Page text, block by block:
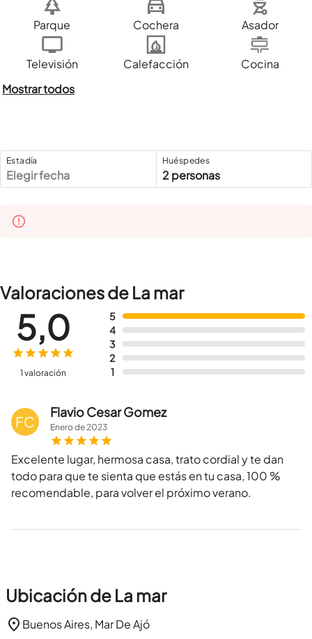
Parque Cochera Asador
Televisión Calefacción
Cocina
Mostrar todos
Estadía
Elegir fecha
Huéspedes
2 personas
Valoraciones de La mar
5
4
3
2
1
5,0
1 valoración
FC
Flavio Cesar Gomez
Enerode2023
Excelente lugar, hermosa casa, trato cordial y te dan
todo para que te sienta que estás en tu casa, 100 %
recomendable, para volver el próximo verano.
Ubicación de La mar
Buenos Aires, Mar De Ajó